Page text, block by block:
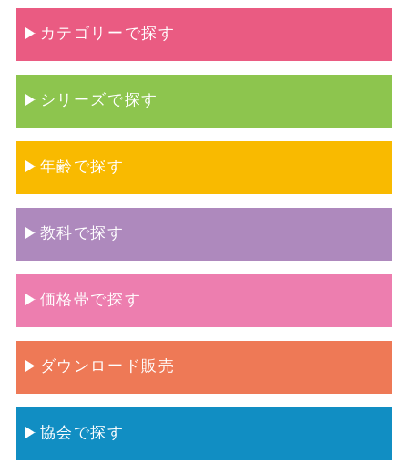
カテゴリーで探す
シリーズで探す
年齢で探す
教科で探す
価格帯で探す
ダウンロード販売
協会で探す